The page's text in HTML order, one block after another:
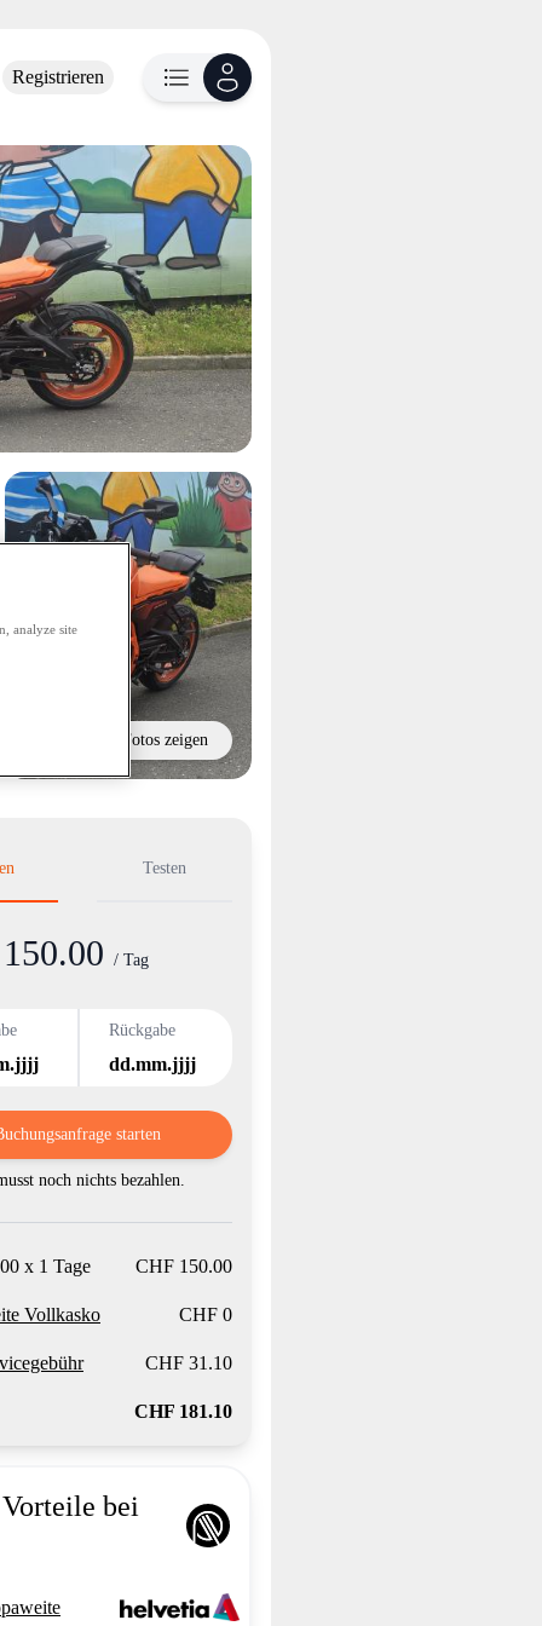
Registrieren
Alle Fotos zeigen
Testen
/ Tag
Rückgabe
dd.mm.jjjj
starten
noch nichts bezahlen.
x 1 Tage CHF 150.00
Vollkasko CHF 0
CHF 31.10
CHF 181.10
bei
analyze site